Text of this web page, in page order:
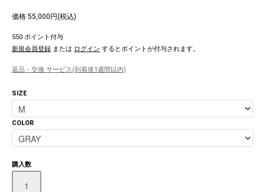
価格 55,000円(税込)
550 ポイント付与
新規会員登録 または ログイン するとポイントが付与されます。
返品・交換 サービス(到着後1週間以内)
SIZE
COLOR
購入数